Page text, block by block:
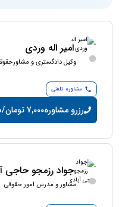
امیر اله وردی
وکیل دادگستری و
مشاوره تلفنی
رزرو مشاوره7,000 تومان/دقیقه
جواد رزمجو حاجی
مشاور و مدرس امور حقوقی